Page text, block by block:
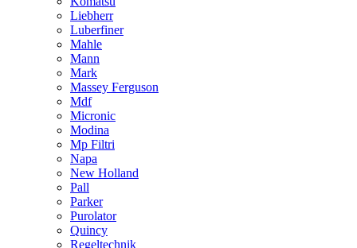
Liebherr
Luberfiner
Mahle
Mann
Mark
Massey Ferguson
Mdf
Micronic
Modina
Mp Filtri
Napa
New Holland
Pall
Parker
Purolator
Quincy
Regeltechnik